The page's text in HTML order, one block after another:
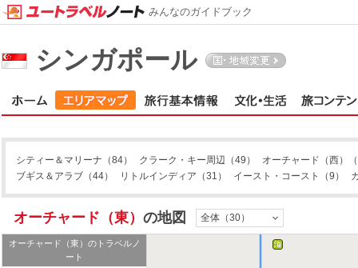
シンガポール
シティー＆マリーナ （84） クラーク・キー周辺 （49） オーチャード（西）
ブギス＆アラブ （44） リトルインディア （31） イースト・コースト （9）
オーチャード（東） の地図 全体（30）
オーチャード（東） のトラベルノ
ート
みんなのガイドブック